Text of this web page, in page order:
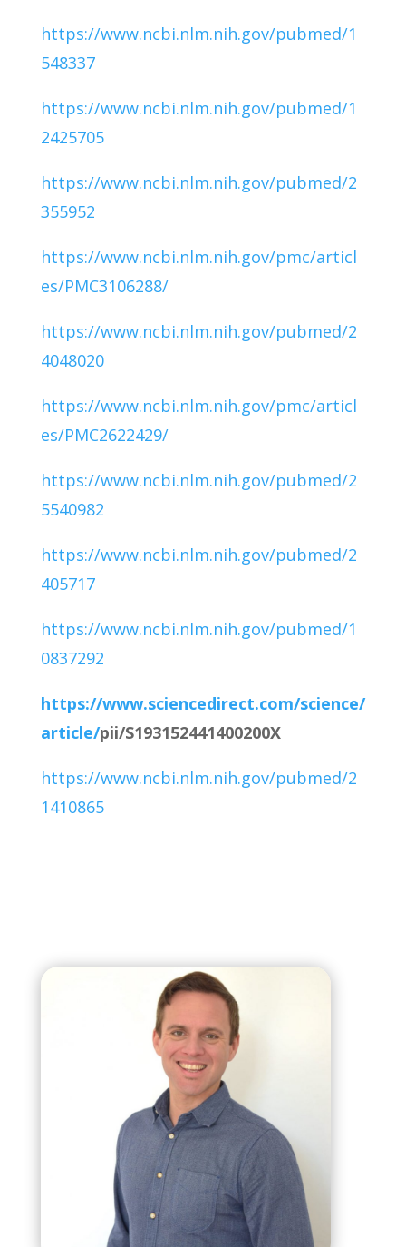
https://www.ncbi.nlm.nih.gov/pubmed/1
548337
https://www.ncbi.nlm.nih.gov/pubmed/1
2425705
https://www.ncbi.nlm.nih.gov/pubmed/2
355952
https://www.ncbi.nlm.nih.gov/pmc/articl
es/PMC3106288/
https://www.ncbi.nlm.nih.gov/pubmed/2
4048020
https://www.ncbi.nlm.nih.gov/pmc/articl
es/PMC2622429/
https://www.ncbi.nlm.nih.gov/pubmed/2
5540982
https://www.ncbi.nlm.nih.gov/pubmed/2
405717
https://www.ncbi.nlm.nih.gov/pubmed/1
0837292
https://www.sciencedirect.com/science/
article/pii/S193152441400200X
https://www.ncbi.nlm.nih.gov/pubmed/2
1410865